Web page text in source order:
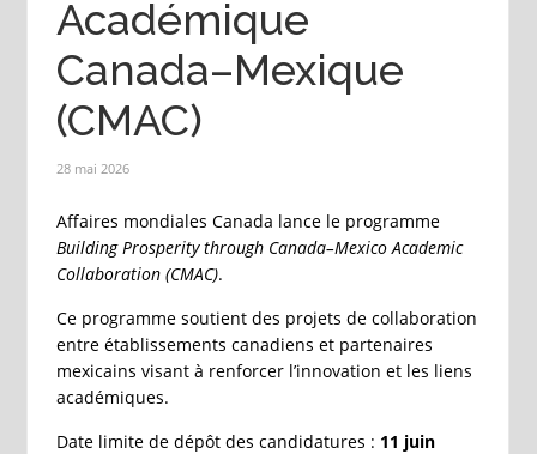
Académique
Canada–Mexique
(CMAC)
28 mai 2026
Affaires mondiales Canada lance le programme
Building Prosperity through Canada–Mexico Academic
Collaboration (CMAC).
Ce programme soutient des projets de collaboration
entre établissements canadiens et partenaires
mexicains visant à renforcer l’innovation et les liens
académiques.
Date limite de dépôt des candidatures : 11 juin